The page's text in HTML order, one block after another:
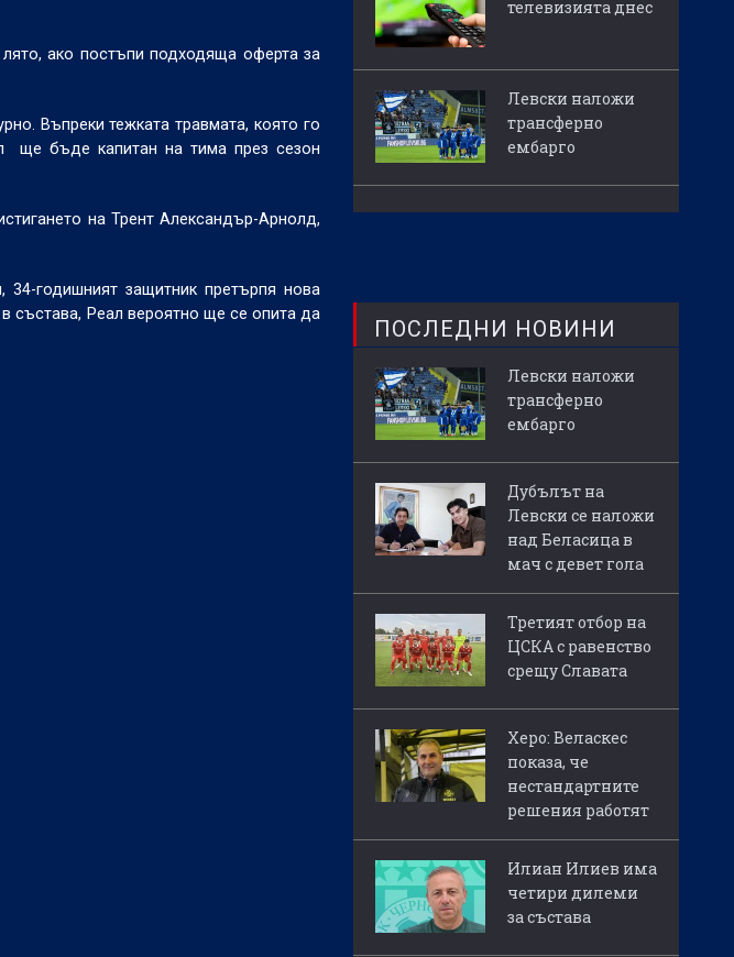
ако постъпи подходяща оферта за
Въпреки тежката травмата, която го
ще бъде капитан на тима през сезон
на Трент Александър-Арнолд,
годишният защитник претърпя нова
състава, Реал вероятно ще се опита да
телевизията днес
Левски наложи
трансферно
ембарго
ПОСЛЕДНИ НОВИНИ
Левски наложи
трансферно
ембарго
Дубълът на
Левски се наложи
над Беласица в
мач с девет гола
Третият отбор на
ЦСКА с равенство
срещу Славата
Херо: Веласкес
показа, че
нестандартните
решения работят
Илиан Илиев има
четири дилеми
за състава